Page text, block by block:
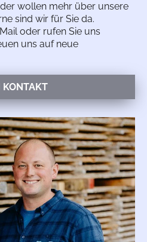
wollen mehr über unsere
sind wir für Sie da.
oder rufen Sie uns
uns auf neue
KONTAKT